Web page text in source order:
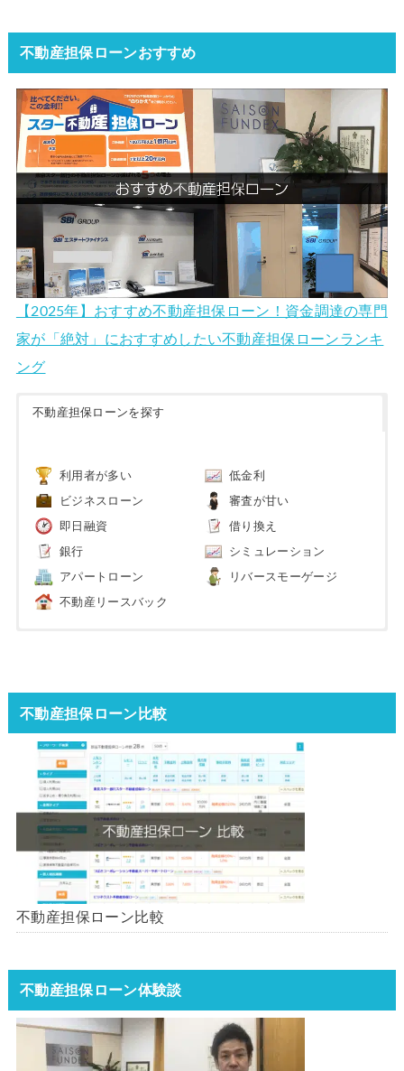
不動産担保ローンおすすめ
【2025年】おすすめ不動産担保ローン！資金調達の専門
家が「絶対」におすすめしたい不動産担保ローンランキ
ング
不動産担保ローンを探す
利用者が多い 低金利
ビジネスローン 審査が甘い
即日融資 借り換え
銀行 シミュレーション
アパートローン リバースモーゲージ
不動産リースバック
不動産担保ローン比較
不動産担保ローン比較
不動産担保ローン体験談